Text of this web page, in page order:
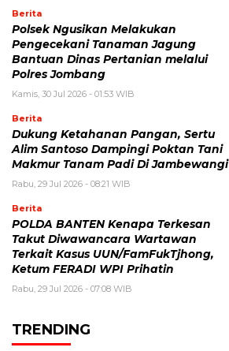
Berita
Polsek Ngusikan Melakukan
Pengecekani Tanaman Jagung
Bantuan Dinas Pertanian melalui
Polres Jombang
Kamis, 30 Jul 2026 - 01:53 WIB
Berita
Dukung Ketahanan Pangan, Sertu
Alim Santoso Dampingi Poktan Tani
Makmur Tanam Padi Di Jambewangi
Rabu, 29 Jul 2026 - 08:21 WIB
Berita
POLDA BANTEN Kenapa Terkesan
Takut Diwawancara Wartawan
Terkait Kasus UUN/FamFukTjhong,
Ketum FERADI WPI Prihatin
Rabu, 29 Jul 2026 - 07:08 WIB
TRENDING